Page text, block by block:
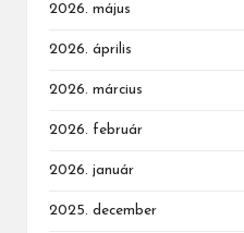
2026. május
2026. április
2026. március
2026. február
2026. január
2025. december